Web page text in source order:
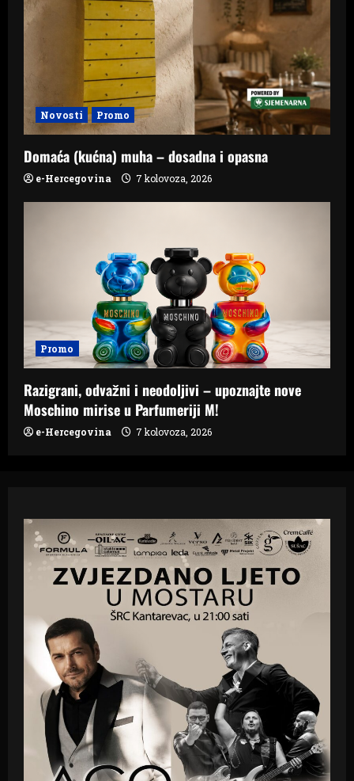
Novosti Promo
Domaća (kućna) muha – dosadna i opasna
e-Hercegovina 7 kolovoza, 2026
Promo
Razigrani, odvažni i neodoljivi – upoznajte nove
Moschino mirise u Parfumeriji M!
e-Hercegovina 7 kolovoza, 2026